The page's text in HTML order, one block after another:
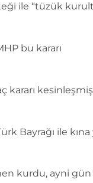
ile “tüzük
bu kararı
kararı kesinleşmiş
Bayrağı ile kına
kurdu, ayni